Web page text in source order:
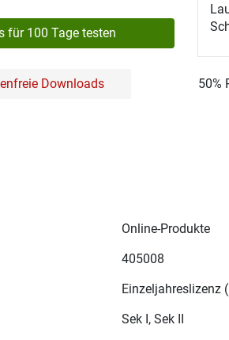
für 100 Tage testen
Downloads 50%
Online-Produkte
405008
Einzeljahreslizenz
Sek I, Sek II